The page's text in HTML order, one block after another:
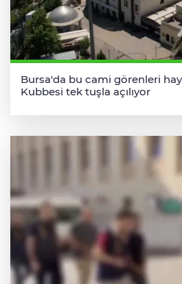
Bursa'da bu cami görenleri
Kubbesi tek tuşla açılıyor